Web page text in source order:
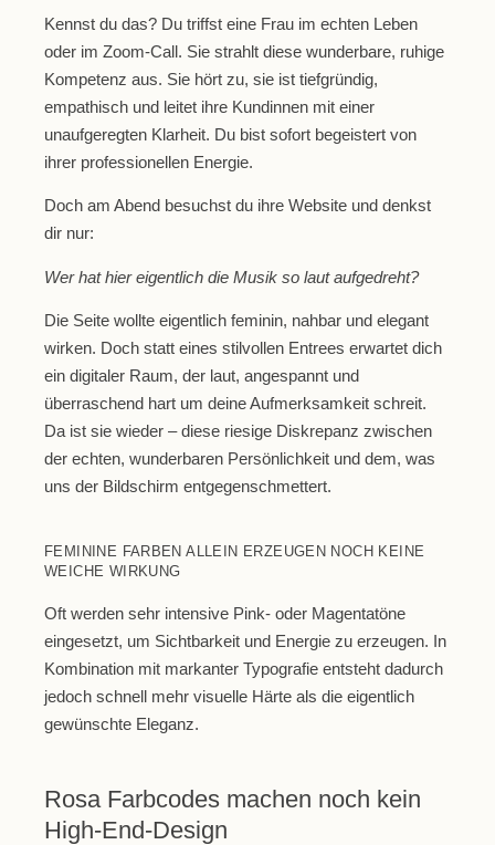
Kennst du das? Du triffst eine Frau im echten Leben
oder im Zoom-Call. Sie strahlt diese wunderbare, ruhige
Kompetenz aus. Sie hört zu, sie ist tiefgründig,
empathisch und leitet ihre Kundinnen mit einer
unaufgeregten Klarheit. Du bist sofort begeistert von
ihrer professionellen Energie.
Doch am Abend besuchst du ihre Website und denkst
dir nur:
Wer hat hier eigentlich die Musik so laut aufgedreht?
Die Seite wollte eigentlich feminin, nahbar und elegant
wirken. Doch statt eines stilvollen Entrees erwartet dich
ein digitaler Raum, der laut, angespannt und
überraschend hart um deine Aufmerksamkeit schreit.
Da ist sie wieder – diese riesige Diskrepanz zwischen
der echten, wunderbaren Persönlichkeit und dem, was
uns der Bildschirm entgegenschmettert.
FEMININE FARBEN ALLEIN ERZEUGEN NOCH KEINE
WEICHE WIRKUNG
Oft werden sehr intensive Pink- oder Magentatöne
eingesetzt, um Sichtbarkeit und Energie zu erzeugen. In
Kombination mit markanter Typografie entsteht dadurch
jedoch schnell mehr visuelle Härte als die eigentlich
gewünschte Eleganz.
Rosa Farbcodes machen noch kein
High-End-Design